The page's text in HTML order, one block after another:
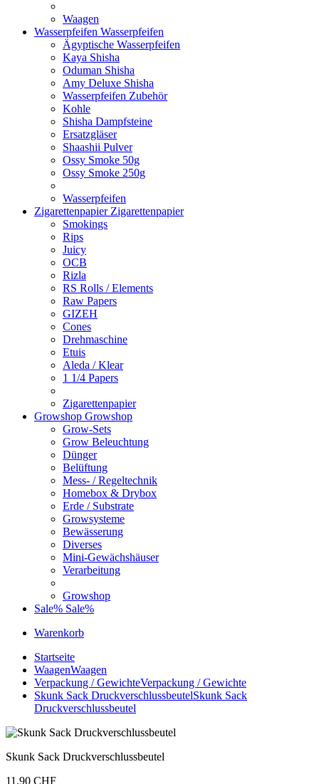
Waagen
Wasserpfeifen Wasserpfeifen
Ägyptische Wasserpfeifen
Kaya Shisha
Oduman Shisha
Amy Deluxe Shisha
Wasserpfeifen Zubehör
Kohle
Shisha Dampfsteine
Ersatzgläser
Shaashii Pulver
Ossy Smoke 50g
Ossy Smoke 250g
Wasserpfeifen
Zigarettenpapier Zigarettenpapier
Smokings
Rips
Juicy
OCB
Rizla
RS Rolls / Elements
Raw Papers
GIZEH
Cones
Drehmaschine
Etuis
Aleda / Klear
1 1/4 Papers
Zigarettenpapier
Growshop Growshop
Grow-Sets
Grow Beleuchtung
Dünger
Belüftung
Mess- / Regeltechnik
Homebox & Drybox
Erde / Substrate
Growsysteme
Bewässerung
Diverses
Mini-Gewächshäuser
Verarbeitung
Growshop
Sale% Sale%
Warenkorb
Startseite
WaagenWaagen
Verpackung / GewichteVerpackung / Gewichte
Skunk Sack DruckverschlussbeutelSkunk Sack
Druckverschlussbeutel
Skunk Sack Druckverschlussbeutel
11,90 CHF